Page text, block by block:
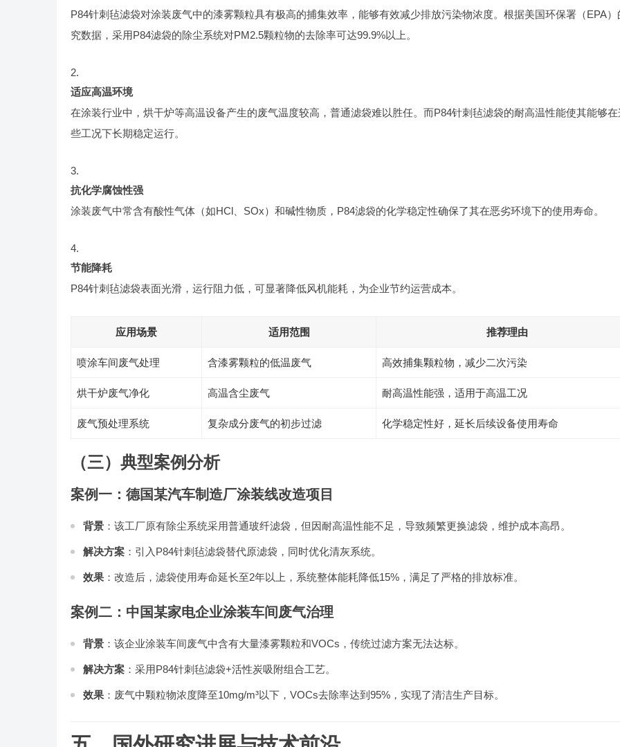
P84针刺毡滤袋对涂装废气中的漆雾颗粒具有极高的捕集效率，能够有效减少排放污染物浓度。根据美国环保署（EPA）
究数据，采用P84滤袋的除尘系统对PM2.5颗粒物的去除率可达99.9%以上。
适应高温环境
在涂装行业中，烘干炉等高温设备产生的废气温度较高，普通滤袋难以胜任。而P84针刺毡滤袋的耐高温性能使其能够在
些工况下长期稳定运行。
抗化学腐蚀性强
涂装废气中常含有酸性气体（如HCl、SOx）和碱性物质，P84滤袋的化学稳定性确保了其在恶劣环境下的使用寿命。
节能降耗
P84针刺毡滤袋表面光滑，运行阻力低，可显著降低风机能耗，为企业节约运营成本。
应用场景 适用范围 推荐理由
喷涂车间废气处理 含漆雾颗粒的低温废气 高效捕集颗粒物，减少二次污染
烘干炉废气净化 高温含尘废气 耐高温性能强，适用于高温工况
废气预处理系统 复杂成分废气的初步过滤 化学稳定性好，延长后续设备使用寿命
（三）典型案例分析
案例一：德国某汽车制造厂涂装线改造项目
背景 ：该工厂原有除尘系统采用普通玻纤滤袋，但因耐高温性能不足，导致频繁更换滤袋，维护成本高昂。
解决方案 ：引入P84针刺毡滤袋替代原滤袋，同时优化清灰系统。
效果 ：改造后，滤袋使用寿命延长至2年以上，系统整体能耗降低15%，满足了严格的排放标准。
案例二：中国某家电企业涂装车间废气治理
背景 ：该企业涂装车间废气中含有大量漆雾颗粒和VOCs，传统过滤方案无法达标。
解决方案 ：采用P84针刺毡滤袋+活性炭吸附组合工艺。
效果 ：废气中颗粒物浓度降至10mg/m³以下，VOCs去除率达到95%，实现了清洁生产目标。